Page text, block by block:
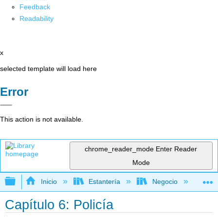
Feedback
Readability
x
selected template will load here
Error
This action is not available.
chrome_reader_mode Enter Reader
Mode
Expandir/contraer jerarquía global
Inicio Estantería Negocio
Capítulo 6: Policía